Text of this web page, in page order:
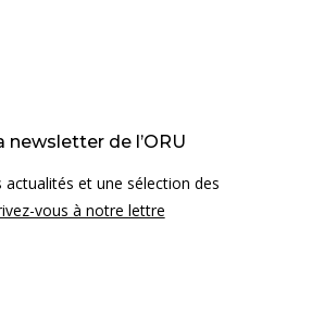
newsletter de l’ORU
actualités et une sélection des
vous à notre lettre